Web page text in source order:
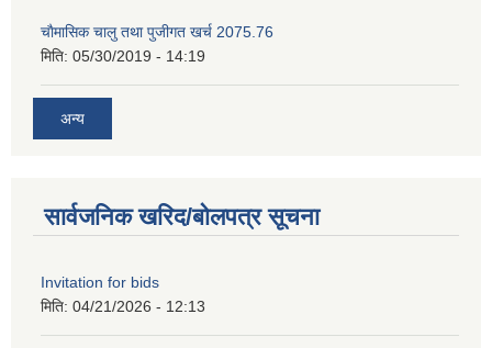
चाैमासिक चालु तथा पुजीगत खर्च 2075.76
मिति: 05/30/2019 - 14:19
अन्य
सार्वजनिक खरिद/बोलपत्र सूचना
Invitation for bids
मिति: 04/21/2026 - 12:13